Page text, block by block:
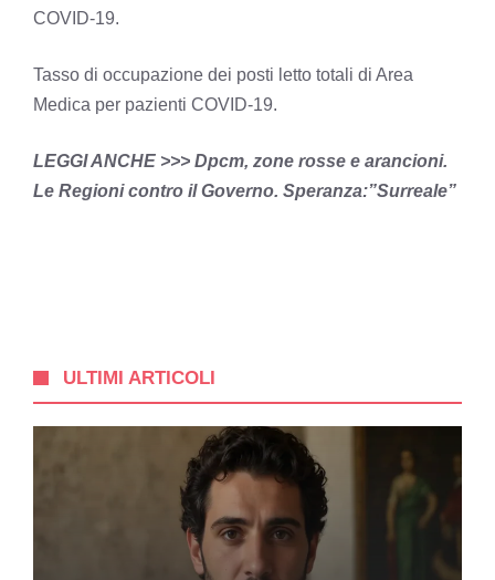
COVID-19.
Tasso di occupazione dei posti letto totali di Area
Medica per pazienti COVID-19.
LEGGI ANCHE >>> Dpcm, zone rosse e arancioni.
Le Regioni contro il Governo. Speranza:”Surreale”
ULTIMI ARTICOLI